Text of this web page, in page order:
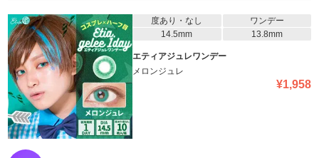
度あり・なし
ワンデー
14.5mm
13.8mm
エティアジュレワンデー
メロンジュレ
¥1,958